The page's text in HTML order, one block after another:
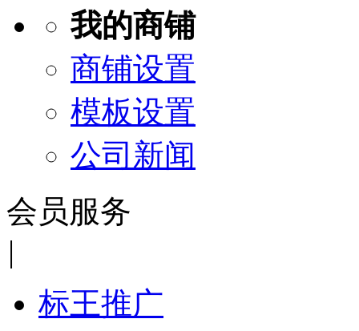
我的商铺
商铺设置
模板设置
公司新闻
会员服务
|
标王推广